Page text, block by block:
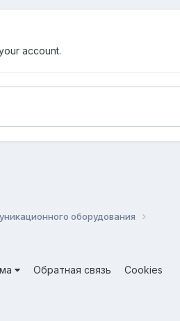
account.
оборудования
Обратная связь
Cookies